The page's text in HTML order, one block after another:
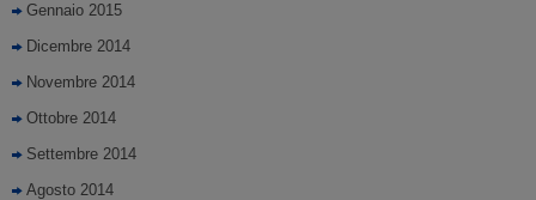
Gennaio 2015
Dicembre 2014
Novembre 2014
Ottobre 2014
Settembre 2014
Agosto 2014